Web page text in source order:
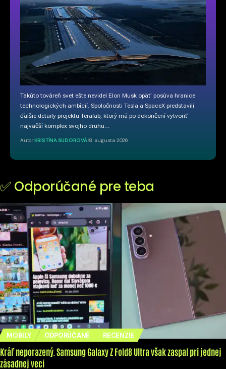
Takúto továreň svet ešte nevidel Elon Musk opäť posúva hranice
technologických ambícií. Spoločnosti Tesla a SpaceX predstavili
ďalšie detaily projektu Terafab, ktorý má po dokončení vytvoriť
najväčší komplex svojho druhu…
Autor:KRISTÍNA SUDOROVÁ 8. augusta 2026
✅ Odporúčané pre teba
MOBILY ODPORÚČANÉ RECENZIE
Kráľ neporazený. Samsung Galaxy Z Fold8 Ultra však zaspal pri jednej
zásadnej veci